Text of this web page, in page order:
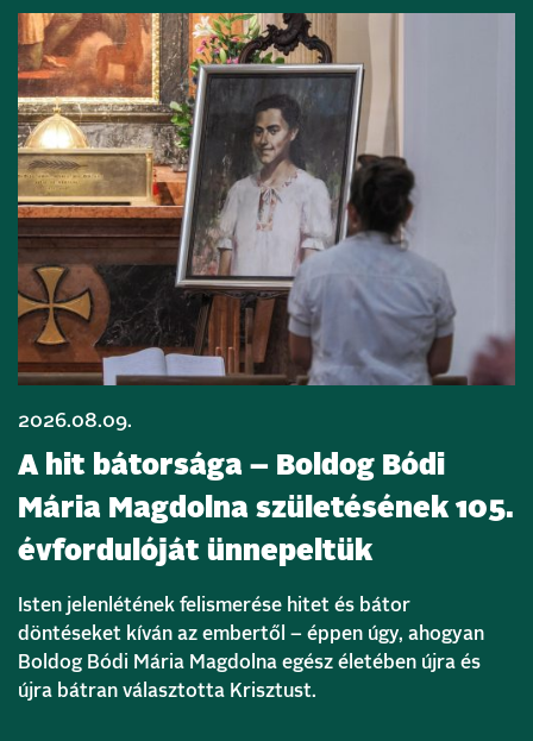
2026.08.09.
A hit bátorsága – Boldog Bódi
Mária Magdolna születésének 105.
évfordulóját ünnepeltük
Isten jelenlétének felismerése hitet és bátor
döntéseket kíván az embertől – éppen úgy, ahogyan
Boldog Bódi Mária Magdolna egész életében újra és
újra bátran választotta Krisztust.